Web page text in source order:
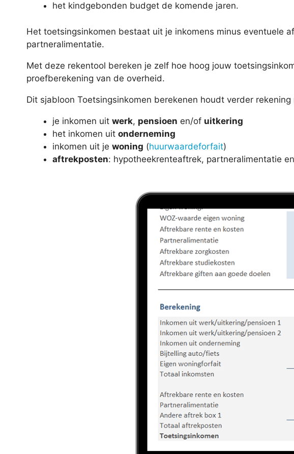
het kindgebonden budget de komende jaren.
Het toetsingsinkomen bestaat uit je inkomens minus eventuele
partneralimentatie.
Met deze rekentool bereken je zelf hoe hoog jouw
proefberekening van de overheid.
Dit sjabloon Toetsingsinkomen berekenen houdt verder rekening
je inkomen uit werk, pensioen en/of uitkering
het inkomen uit onderneming
inkomen uit je woning (huurwaardeforfait)
aftrekposten: hypotheekrenteaftrek, partneralimentatie